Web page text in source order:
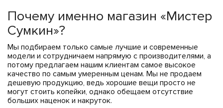
Почему именно магазин «Мистер
Сумкин»?
Мы подбираем только самые лучшие и современные
модели и сотрудничаем напрямую с производителями, а
потому предлагаем нашим клиентам самое высокое
качество по самым умеренным ценам. Мы не продаем
дешевую продукцию, ведь хорошие вещи просто не
могут стоить копейки, однако обещаем отсутствие
больших наценок и накруток.